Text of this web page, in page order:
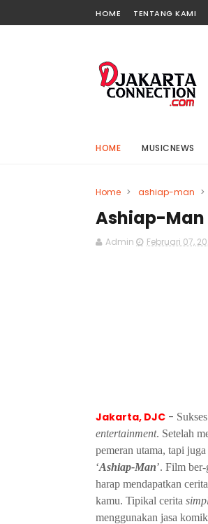
HOME TENTANG KAMI
HOME MUSICNEWS
Home > ashiap-man >
Ashiap-
Admin Februari 07,
Jakarta, DJC -
entertainment. Setelah
pemeran utama, tapi
‘Ashiap-Man’. Film
harap mendapatkan
kamu. Tipikal cerita
menggunakan jasa